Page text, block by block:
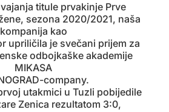
titule prvakinje Prve
sezona 2020/2021, naša
kompanija kao
upriličila je svečani prijem za
odbojkaške akademije
MIKASA
company.
utakmici u Tuzli pobijedile
Zenica rezultatom 3:0,